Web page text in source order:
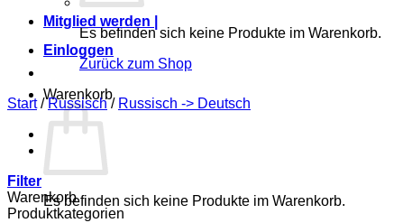
Es befinden sich keine Produkte im Warenkorb.
Zurück zum Shop
Warenkorb
Es befinden sich keine Produkte im Warenkorb.
Mitglied werden |
Einloggen
Start / Russisch / Russisch -> Deutsch
Filter
Warenkorb
Produktkategorien